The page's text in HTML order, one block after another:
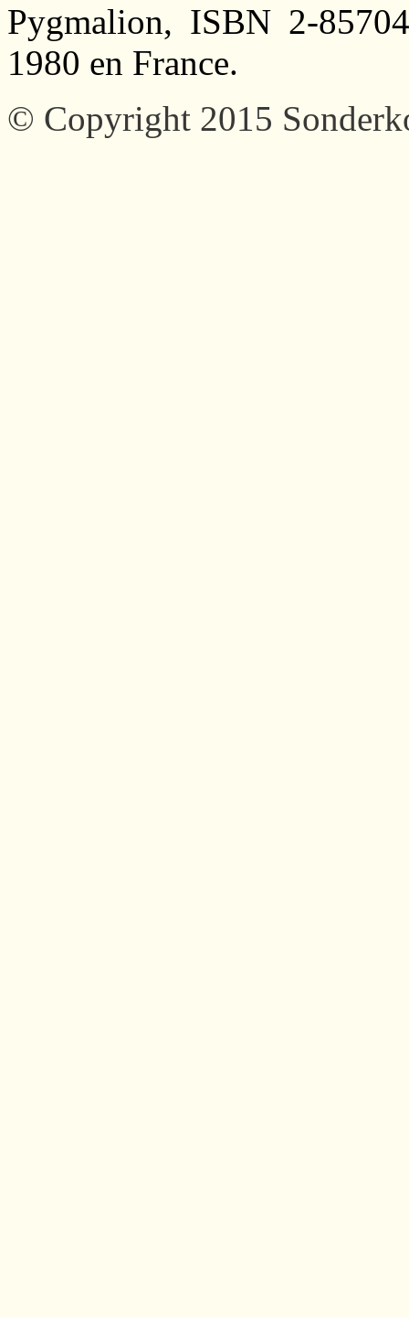
Pygmalion, ISBN 2-
1980 en France.
© Copyright 2015